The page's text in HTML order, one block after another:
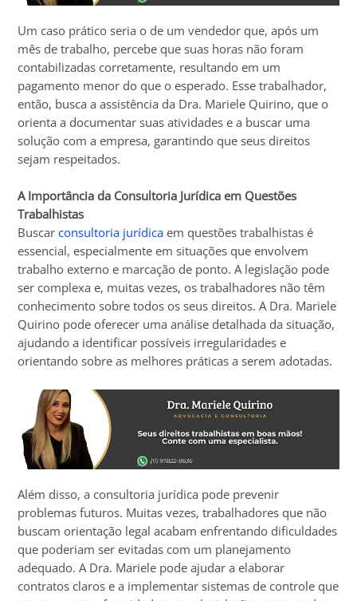
Um caso prático seria o de um vendedor que, após um
mês de trabalho, percebe que suas horas não foram
contabilizadas corretamente, resultando em um
pagamento menor do que o esperado. Esse trabalhador,
então, busca a assistência da Dra. Mariele Quirino, que o
orienta a documentar suas atividades e a buscar uma
solução com a empresa, garantindo que seus direitos
sejam respeitados.
A Importância da Consultoria Jurídica em Questões
Trabalhistas
Buscarconsultoria jurídica em questões trabalhistas é
essencial, especialmente em situações que envolvem
trabalho externo e marcação de ponto. A legislação pode
ser complexa e, muitas vezes, os trabalhadores não têm
conhecimento sobre todos os seus direitos. A Dra. Mariele
Quirino pode oferecer uma análise detalhada da situação,
ajudando a identificar possíveis irregularidades e
orientando sobre as melhores práticas a serem adotadas.
Além disso, a consultoria jurídica pode prevenir
problemas futuros. Muitas vezes, trabalhadores que não
buscam orientação legal acabam enfrentando dificuldades
que poderiam ser evitadas com um planejamento
adequado. A Dra. Mariele pode ajudar a elaborar
contratos claros e a implementar sistemas de controle que